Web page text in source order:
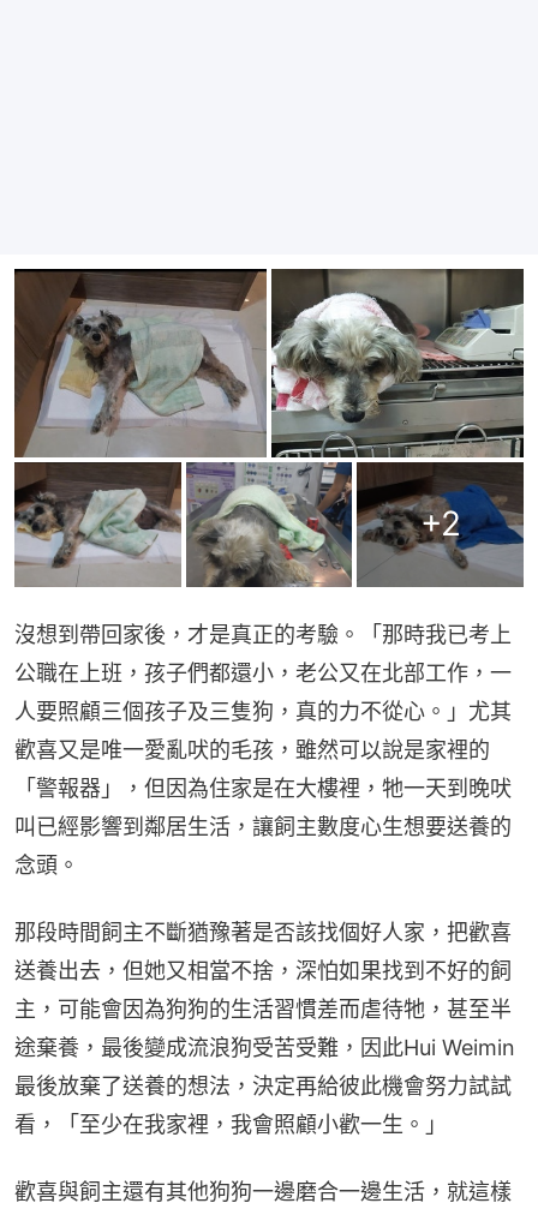
+2
沒想到帶回家後，才是真正的考驗。「那時我已考上
公職在上班，孩子們都還小，老公又在北部工作，一
人要照顧三個孩子及三隻狗，真的力不從心。」尤其
歡喜又是唯一愛亂吠的毛孩，雖然可以說是家裡的
「警報器」，但因為住家是在大樓裡，牠一天到晚吠
叫已經影響到鄰居生活，讓飼主數度心生想要送養的
念頭。
那段時間飼主不斷猶豫著是否該找個好人家，把歡喜
送養出去，但她又相當不捨，深怕如果找到不好的飼
主，可能會因為狗狗的生活習慣差而虐待牠，甚至半
途棄養，最後變成流浪狗受苦受難，因此Hui Weimin
最後放棄了送養的想法，決定再給彼此機會努力試試
看，「至少在我家裡，我會照顧小歡一生。」
歡喜與飼主還有其他狗狗一邊磨合一邊生活，就這樣